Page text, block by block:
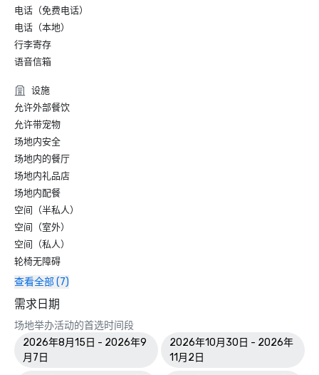
电话（免费电话）
电话（本地）
行李寄存
语音信箱
设施
允许外部餐饮
允许带宠物
场地内安全
场地内的餐厅
场地内礼品店
场地内配餐
空间（半私人）
空间（室外）
空间（私人）
轮椅无障碍
查看全部 (7)
需求日期
场地举办活动的首选时间段
2026年8月15日 - 2026年9
月7日
2026年10月30日 - 2026年
11月2日